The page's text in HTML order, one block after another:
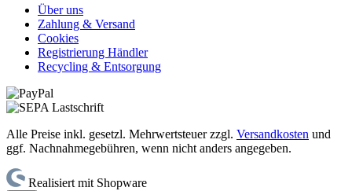
Über uns
Zahlung & Versand
Cookies
Registrierung Händler
Recycling & Entsorgung
Alle Preise inkl. gesetzl. Mehrwertsteuer zzgl. Versandkosten und
ggf. Nachnahmegebühren, wenn nicht anders angegeben.
Realisiert mit Shopware